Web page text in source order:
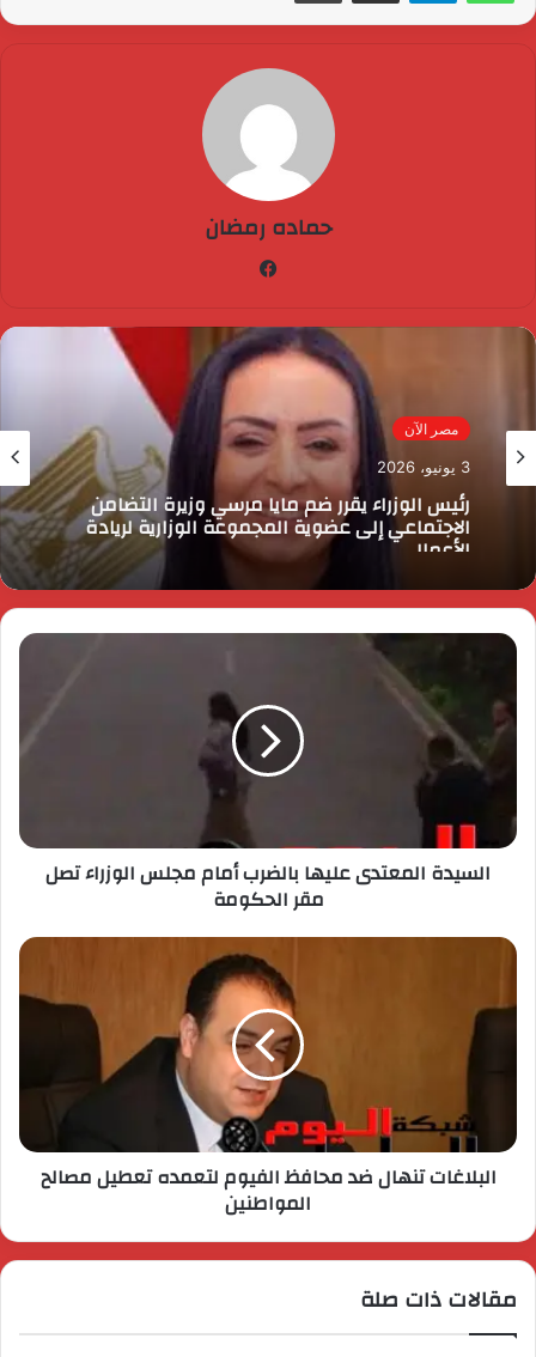
حماده رمضان
مصر الآن
3 يونيو، 2026
رئيس الوزراء يقرر ضم مايا مرسي وزيرة التضامن
الاجتماعي إلى عضوية المجموعة الوزارية لريادة
الأعمال
السيدة المعتدى عليها بالضرب أمام مجلس الوزراء تصل
مقر الحكومة
البلاغات تنهال ضد محافظ الفيوم لتعمده تعطيل مصالح
المواطنين
مقالات ذات صلة